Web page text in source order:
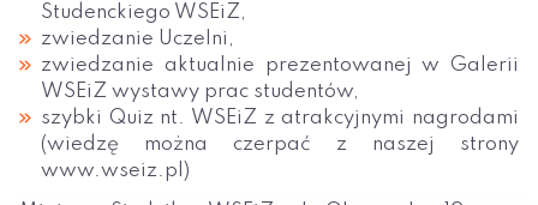
Studenckiego WSEiZ,
zwiedzanie Uczelni,
zwiedzanie aktualnie prezentowanej w Galerii
WSEiZ wystawy prac studentów,
szybki Quiz nt. WSEiZ z atrakcyjnymi nagrodami
(wiedzę można czerpać z naszej strony
www.wseiz.pl)